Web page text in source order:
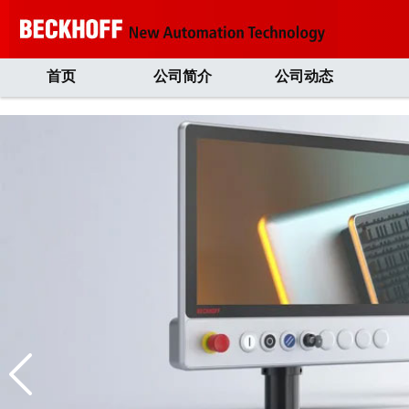
首页 公司简介 公司动态